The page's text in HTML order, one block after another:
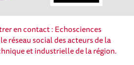
en contact : Echosciences
réseau social des acteurs de la
et industrielle de la région.